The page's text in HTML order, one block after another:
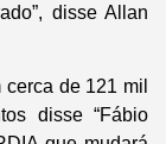
disse Allan
de 121 mil
disse “Fábio